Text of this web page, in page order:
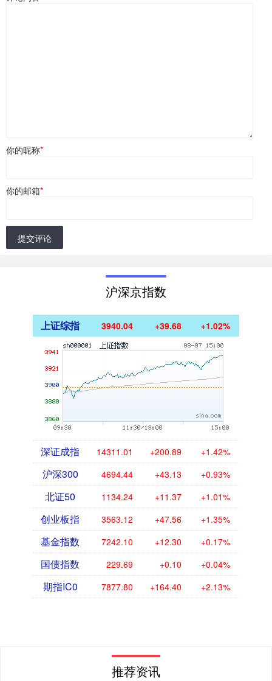
你的昵称*
你的邮箱*
提交评论
沪深京指数
上证综指 3940.04 +39.68 +1.02%
深证成指 14311.01 +200.89 +1.42%
沪深300 4694.44 +43.13 +0.93%
北证50 1134.24 +11.37 +1.01%
创业板指 3563.12 +47.56 +1.35%
基金指数 7242.10 +12.30 +0.17%
国债指数 229.69 +0.10 +0.04%
期指IC0 7877.80 +164.40 +2.13%
推荐资讯